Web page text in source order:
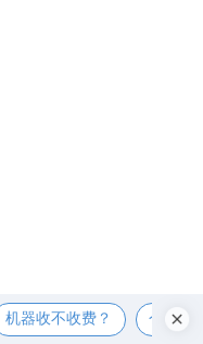
机器收不收费？ 个人可